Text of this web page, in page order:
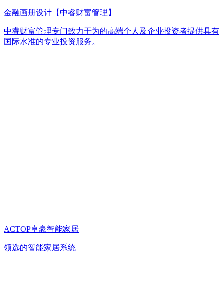
金融画册设计【中睿财富管理】
中睿财富管理专门致力于为的高端个人及企业投资者提供具有
国际水准的专业投资服务。
ACTOP卓豪智能家居
领选的智能家居系统